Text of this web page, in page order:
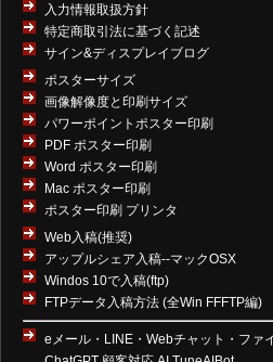
入力情報取扱方針
特定商取引法に基づく記述
サイン&ディスプレイブログ
ポスターサイズ
画像解像度と印刷サイズ
パワーポイントポスター印刷
PDF ポスター印刷
Word ポスター印刷
Mac ポスター印刷
ポスター印刷 プリンタ
Web入稿(推奨)
アップルシェア入稿--マックOSX
Windos 10で入稿(ftp)
FTPデータ入稿方法 (全Win FFFTP編)
eメール・LINE・Webチャット・ファ